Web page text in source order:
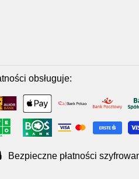
obsługuje:
Bezpieczne płatności